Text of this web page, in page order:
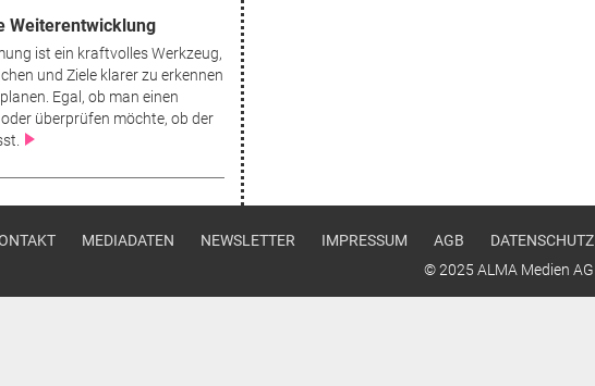
Weiterentwicklung
ist ein kraftvolles Werkzeug,
und Ziele klarer zu erkennen
Egal, ob man einen
überprüfen möchte, ob der
MEDIADATEN NEWSLETTER IMPRESSUM AGB
DATENSCHUTZ
© 2025 ALMA Medien AG